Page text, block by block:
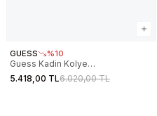
GUESS %10
Guess Kadin Kolye
JGUJUBN05015JWYGTU
5.418,00 TL6.020,00 TL